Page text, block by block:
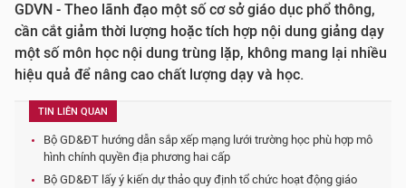
GDVN - Theo lãnh đạo một số cơ sở giáo dục phổ thông,
cần cắt giảm thời lượng hoặc tích hợp nội dung giảng dạy
một số môn học nội dung trùng lặp, không mang lại nhiều
hiệu quả để nâng cao chất lượng dạy và học.
TIN LIÊN QUAN
Bộ GD&ĐT hướng dẫn sắp xếp mạng lưới trường học phù hợp mô
hình chính quyền địa phương hai cấp
Bộ GD&ĐT lấy ý kiến dự thảo quy định tổ chức hoạt động giáo